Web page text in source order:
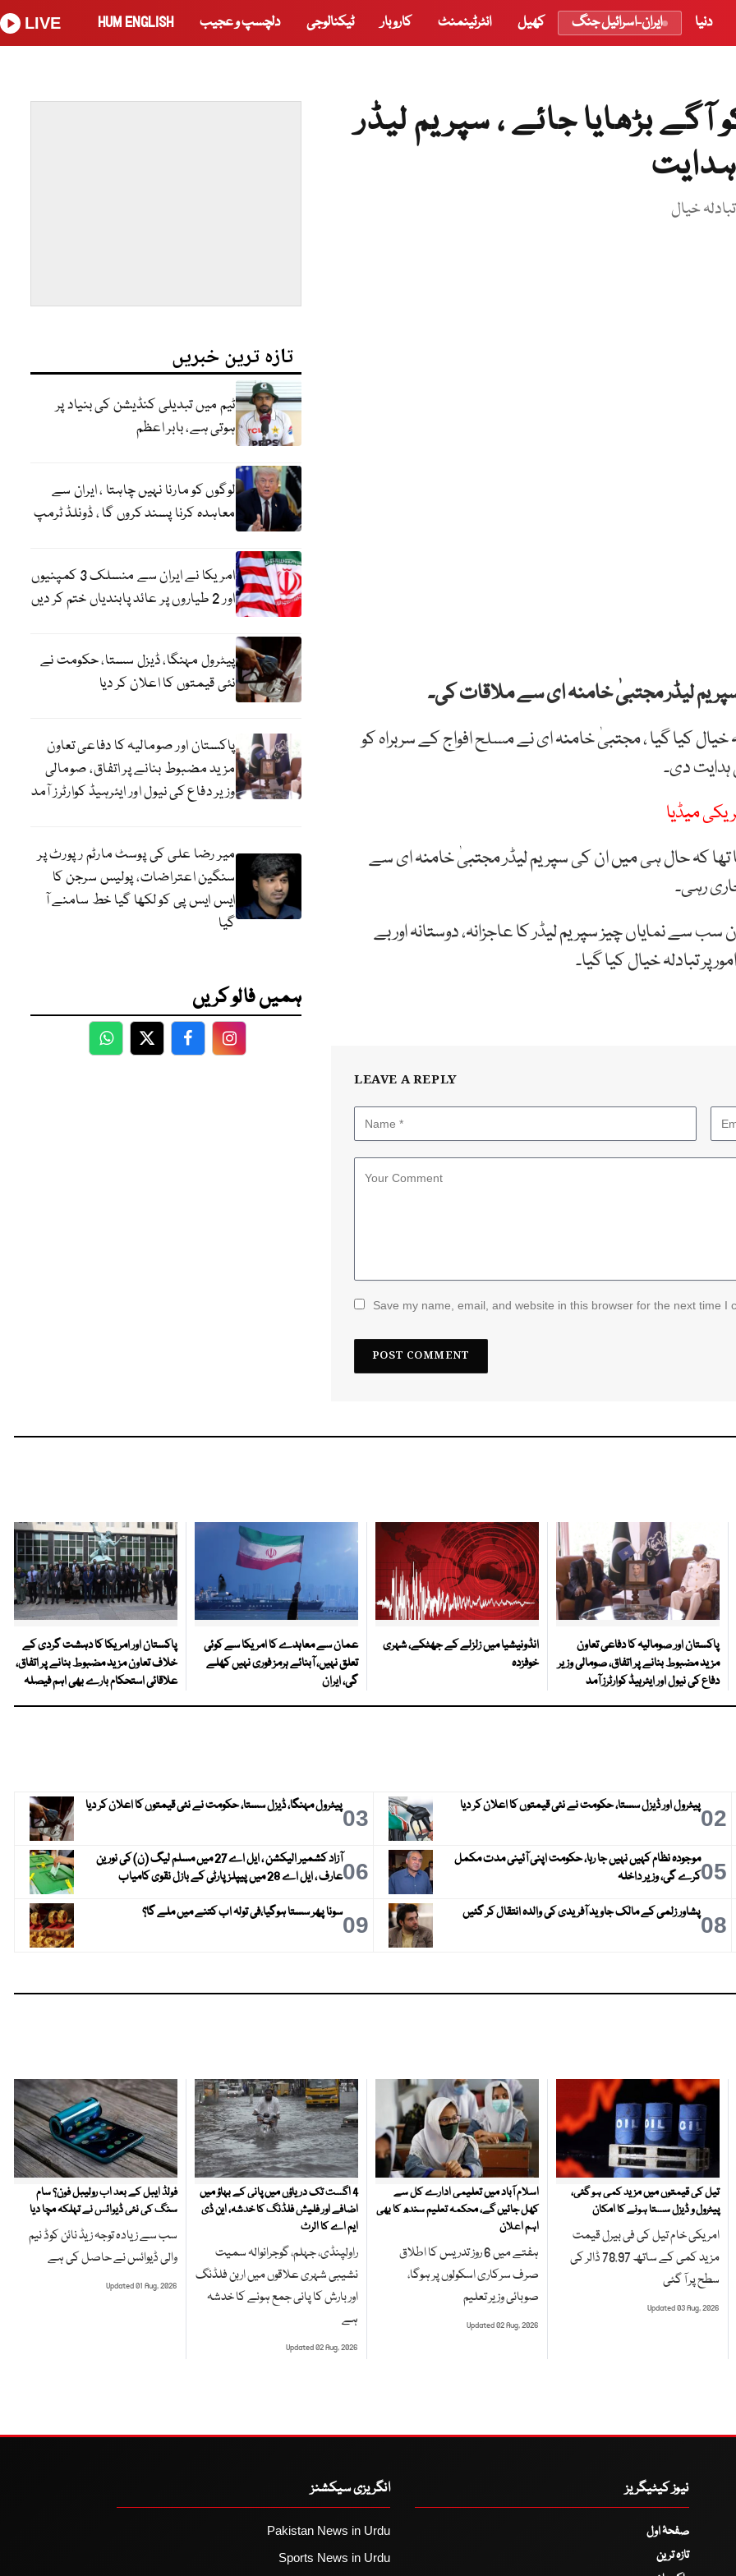
دنیا ایران-اسرائیل جنگ کھیل انٹرٹینمنٹ کاروبار ٹیکنالوجی دلچسپ و عجیب HUM ENGLISH
LIVE
بڑھایا جائے ، سپریم لیڈر
ہدایت
خیال
لیڈر مجتبیٰ خامنہ ای سے ملاقات کی۔
خیال کیا گیا ، مجتبیٰ خامنہ ای نے مسلح افواج کے سربراہ کو
ہدایت دی۔
میڈیا
تھا کہ حال ہی میں ان کی سپریم لیڈرمجتبیٰ خامنہ ایسے
رہی۔
سے نمایاں چیز سپریم لیڈر کا عاجزانہ، دوستانہ اور بے
تبادلہ خیال کیا گیا۔
LEAVE A REPLY
Save my name, email, and website in this browser for the next time I
تازہ ترین خبریں
ٹیم میں تبدیلی کنڈیشن کی بنیاد پر
ہوتی ہے، بابر اعظم
لوگوں کو مارنا نہیں چاہتا ، ایران سے
معاہدہ کرنا پسند کروں گا ، ڈونلڈ ٹرمپ
امریکا نے ایران سے منسلک 3 کمپنیوں
اور 2 طیاروں پر عائد پابندیاں ختم کر دیں
پیٹرول مہنگا، ڈیزل سستا، حکومت نے
نئی قیمتوں کا اعلان کر دیا
پاکستان اور صومالیہ کا دفاعی تعاون
مزید مضبوط بنانے پر اتفاق، صومالی
وزیر دفاع کی نیول اور ایئرہیڈ کوارٹرز آمد
میر رضا علی کی پوسٹ مارٹم رپورٹ پر
سنگین اعتراضات، پولیس سرجن کا
ایس ایس پی کو لکھا گیا خط سامنے آ
گیا
ہمیں فالو کریں
WhatsApp
TwitterFacebookFacebook
پاکستان اور صومالیہ کا دفاعی تعاون
مزید مضبوط بنانے پر اتفاق، صومالی وزیر
دفاع کی نیول اور ایئرہیڈ کوارٹرز آمد
انڈونیشیا میں زلزلے کے جھٹکے، شہری
خوفزدہ
عمان سے معاہدے کا امریکا سے کوئی
تعلق نہیں، آبنائے ہرمز فوری نہیں کھلے
گی، ایران
پاکستان اور امریکا کا دہشت گردی کے
خلاف تعاون مزید مضبوط بنانے پر اتفاق،
علاقائی استحکام بارے بھی اہم فیصلہ
02پیٹرول اور ڈیزل سستا، حکومت نے نئی قیمتوں کا اعلان کر دیا 03پیٹرول مہنگا، ڈیزل سستا، حکومت نے نئی قیمتوں کا اعلان کر دیا
05موجودہ نظام کہیں نہیں جا رہا، حکومت اپنی آئینی مدت مکمل
کرے گی، وزیر داخلہ
06
آزاد کشمیر الیکشن ، ایل اے 27 میں مسلم لیگ (ن) کی نورین
عارف ، ایل اے 28 میں پیپلز پارٹی کے بازل نقوی کامیاب
08پشاور زلمی کے مالک جاوید آفریدی کی والدہ انتقال کر گئیں 09سونا پھر سستا ہوگیا،فی تولہ اب کتنے میں ملے گا؟
تیل کی قیمتوں میں مزید کمی ہو گئی،
پیٹرول و ڈیزل سستا ہونے کا امکان
امریکی خام تیل کی فی بیرل قیمت
مزید کمی کے ساتھ 78.97 ڈالر کی
سطح پر آ گئی
Updated 03 Aug, 2026
اسلام آباد میں تعلیمی ادارے کل سے
کھل جائیں گے، محکمہ تعلیم سندھ کا بھی
اہم اعلان
ہفتے میں 6 روز تدریس کا اطلاق
صرف سرکاری اسکولوں پر ہوگا،
صوبائی وزیر تعلیم
Updated 02 Aug, 2026
4 اگست تک دریاؤں میں پانی کے بہاؤ میں
اضافے اور فلیش فلڈنگ کا خدشہ، این ڈی
ایم اے کا الرٹ
راولپنڈی، جہلم، گوجرانوالہ سمیت
نشیبی شہری علاقوں میں اربن فلڈنگ
اور بارش کا پانی جمع ہونے کا خدشہ
ہے
Updated 02 Aug, 2026
فولڈ ایبل کے بعد اب رولیبل فون؟ سام
سنگ کی نئی ڈیوائس نے تہلکہ مچا دیا
سب سے زیادہ توجہ زیڈ نائن کوڈ نیم
والی ڈیوائس نے حاصل کی ہے
Updated 01 Aug, 2026
نیوز کیٹیگریز
صفحۂ اول
تازہ ترین
انگریزی سیکشنز
Pakistan News in Urdu
Sports News in Urdu